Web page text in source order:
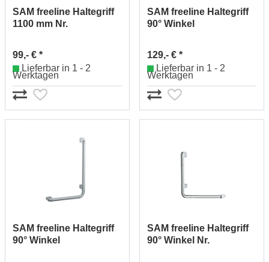
SAM freeline Haltegriff
1100 mm Nr.
99,- € *
Lieferbar in 1 - 2
Werktagen
SAM freeline Haltegriff
90° Winkel
129,- € *
Lieferbar in 1 - 2
Werktagen
SAM freeline Haltegriff
90° Winkel
SAM freeline Haltegriff
90° Winkel Nr.